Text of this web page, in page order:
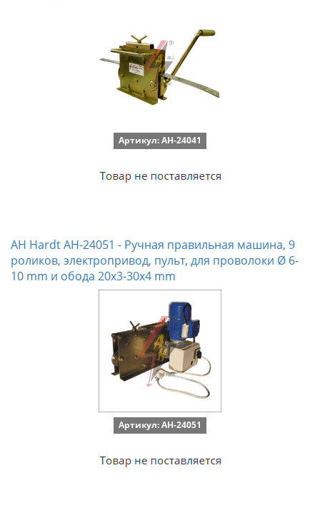
Артикул: AH-24041
AH Hardt AH-24051 - Ручная правильная машина, 9
роликов, электропривод, пульт, для проволоки Ø 6-
10 mm и обода 20x3-30x4 mm
Артикул: AH-24051